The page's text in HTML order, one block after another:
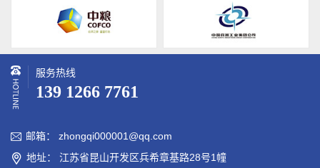
服务热线
139 1266 7761
 邮箱： zhongqi000001@qq.com
 地址： 江苏省昆山开发区兵希章基路28号1幢